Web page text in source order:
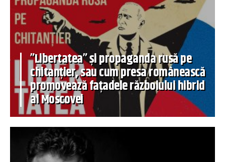
”Libertatea” și propaganda rusă pe
chitanțier, sau cum presa românească
promovează fațadele războiului hibrid
al Moscovei